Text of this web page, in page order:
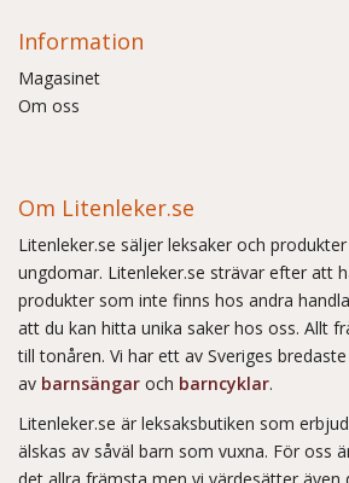
Information
Magasinet
Om oss
Om Litenleker.se
Litenleker.se säljer leksaker och
ungdomar. Litenleker.se strävar efter att
produkter som inte finns hos andra
att du kan hitta unika saker hos oss. Allt
till tonåren. Vi har ett av Sveriges
av barnsängar och barncyklar.
Litenleker.se är leksaksbutiken som
älskas av såväl barn som vuxna. För oss